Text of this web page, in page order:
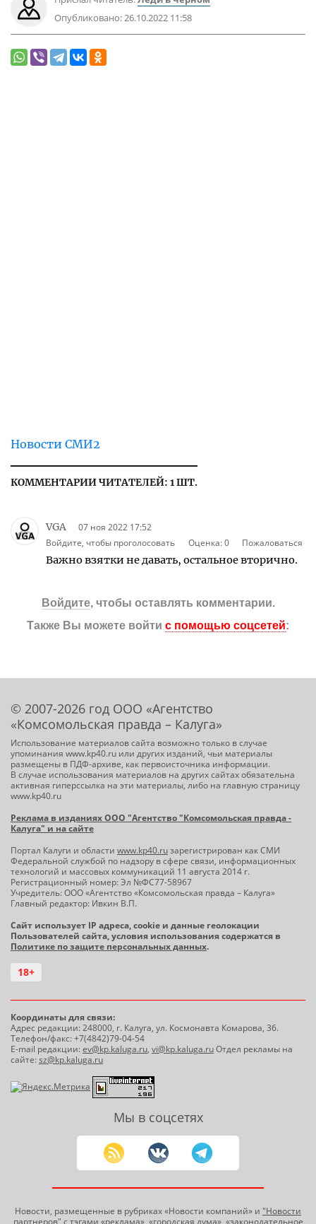
Опубликовано:26.10.2022 11:58
Новости СМИ2
КОММЕНТАРИИ ЧИТАТЕЛЕЙ: 1 ШТ.
VGA
07 ноя 2022 17:52
Войдите, чтобы проголосовать
Оценка:0 Пожаловаться
Важно взятки не давать, остальное вторично.
Войдите, чтобы оставлять комментарии.
Также Вы можете войти с помощью соцсетей:
© 2007-2026 год ООО «Агентство
«Комсомольская правда – Калуга»
Использование материалов сайта возможно только в случае
упоминания www.kp40.ru или других изданий, чьи материалы
размещены в ПДФ-архиве, как первоисточника информации.
В случае использования материалов на других сайтах обязательна
активная гиперссылка на эти материалы, либо на главную страницу
www.kp40.ru
Реклама в изданиях ООО "Агентство "Комсомольская правда -
Калуга" и на сайте
Портал Калуги и области www.kp40.ruзарегистрирован как СМИ
Федеральной службой по надзору в сфере связи, информационных
технологий и массовых коммуникаций 11 августа 2014 г.
Регистрационный номер: Эл №ФС77-58967
Учредитель: ООО «Агентство «Комсомольская правда – Калуга»
Главный редактор: Ивкин В.П.
Сайт использует IP адреса, cookie и данные геолокации
Пользователей сайта, условия использования содержатся в
Политике по защите персональных данных.
18+
Координаты для связи:
Адрес редакции: 248000, г. Калуга, ул. Космонавта Комарова, 36.
Телефон/факс: +7(4842)79-04-54
E-mail редакции:ev@kp.kaluga.ru, vi@kp.kaluga.ruОтдел рекламы на
сайте:sz@kp.kaluga.ru
Мы в соцсетях
Новости, размещенные в рубриках «Новости компаний» и "Новости
партнеров" с тэгами «реклама», «городская дума», «законодательное